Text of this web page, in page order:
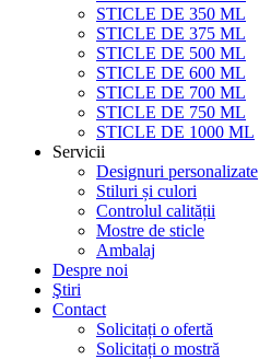
STICLE DE 350 ML
STICLE DE 375 ML
STICLE DE 500 ML
STICLE DE 600 ML
STICLE DE 700 ML
STICLE DE 750 ML
STICLE DE 1000 ML
Servicii
Designuri personalizate
Stiluri și culori
Controlul calității
Mostre de sticle
Ambalaj
Despre noi
Ştiri
Contact
Solicitați o ofertă
Solicitați o mostră